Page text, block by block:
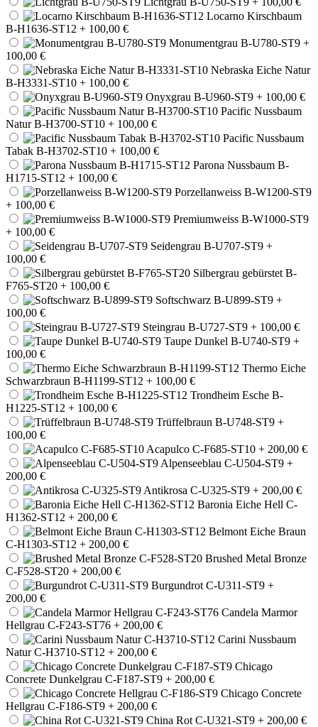
Locarno Kirschbaum
B-H1636-ST12 + 100,00 €
Monumentgrau B-U780-ST9 +
100,00 €
Nebraska Eiche Natur
B-H3331-ST10 + 100,00 €
Onyxgrau B-U960-ST9 + 100,00 €
Pacific Nussbaum
Natur B-H3700-ST10 + 100,00 €
Pacific Nussbaum
Tabak B-H3702-ST10 + 100,00 €
Parona Nussbaum B-
H1715-ST12 + 100,00 €
Porzellanweiss B-W1200-ST9
+ 100,00 €
Premiumweiss B-W1000-ST9
+ 100,00 €
Seidengrau B-U707-ST9 +
100,00 €
Silbergrau gebürstet B-
F765-ST20 + 100,00 €
Softschwarz B-U899-ST9 +
100,00 €
Steingrau B-U727-ST9 + 100,00 €
Taupe Dunkel B-U740-ST9 +
100,00 €
Thermo Eiche
Schwarzbraun B-H1199-ST12 + 100,00 €
Trondheim Esche B-
H1225-ST12 + 100,00 €
Trüffelbraun B-U748-ST9 +
100,00 €
Acapulco C-F685-ST10 + 200,00 €
Alpenseeblau C-U504-ST9 +
200,00 €
Antikrosa C-U325-ST9 + 200,00 €
Baronia Eiche Hell C-
H1362-ST12 + 200,00 €
Belmont Eiche Braun
C-H1303-ST12 + 200,00 €
Brushed Metal Bronze
C-F528-ST20 + 200,00 €
Burgundrot C-U311-ST9 +
200,00 €
Candela Marmor
Hellgrau C-F243-ST76 + 200,00 €
Carini Nussbaum
Natur C-H3710-ST12 + 200,00 €
Chicago
Concrete Dunkelgrau C-F187-ST9 + 200,00 €
Chicago Concrete
Hellgrau C-F186-ST9 + 200,00 €
China Rot C-U321-ST9 + 200,00 €